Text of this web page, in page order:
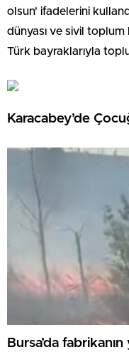
olsun' ifadelerini
dünyası ve sivil toplum
Türk bayraklarıyla
Karacabey’de
Bursa’da